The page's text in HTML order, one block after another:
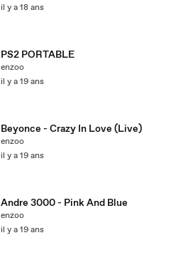
il y a 18 ans
PS2 PORTABLE
enzoo
il y a 19 ans
Beyonce - Crazy In Love (Live)
enzoo
il y a 19 ans
Andre 3000 - Pink And Blue
enzoo
il y a 19 ans